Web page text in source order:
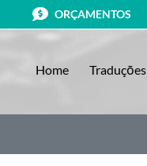
ORÇAMENTOS
Home Traduçōes